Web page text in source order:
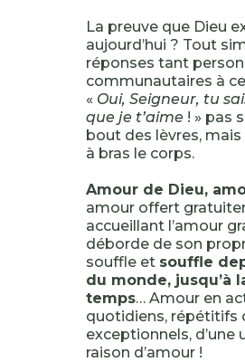
La preuve que Dieu
aujourd’hui ? Tout
réponses tant
communautaires à
« Oui, Seigneur, tu
que je t’aime! » pas
bout des lèvres,
à bras le corps.
Amour de Dieu,
amour offert
accueillant l’amour
déborde de son
souffle et souffle
du monde, jusqu’à
temps… Amour en
quotidiens, répétitifs
exceptionnels, d’une
raison d’amour !